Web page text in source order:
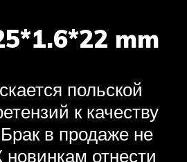
mm
польской
к качеству
в продаже не
новинкам отнести